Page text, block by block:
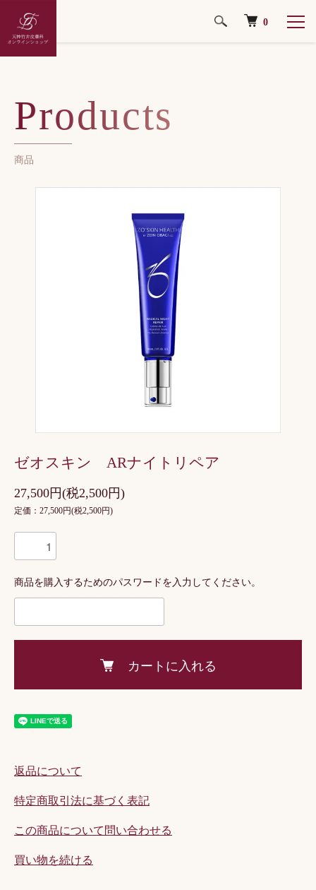
0
ホーム
Products
商品
ゼオスキン ARナイトリペア
27,500円(税2,500円)
定価：27,500円(税2,500円)
商品を購入するためのパスワードを入力してください。
カートに入れる
返品について
特定商取引法に基づく表記
この商品について問い合わせる
買い物を続ける